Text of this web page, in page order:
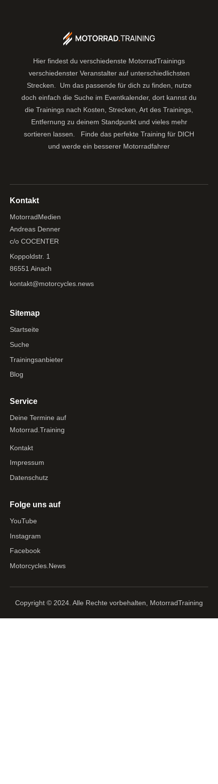
Hier findest du verschiedenste MotorradTrainings
verschiedenster Veranstalter auf unterschiedlichsten
Strecken. Um das passende für dich zu finden, nutze
doch einfach die Suche im Eventkalender, dort kannst du
die Trainings nach Kosten, Strecken, Art des Trainings,
Entfernung zu deinem Standpunkt und vieles mehr
sortieren lassen. Finde das perfekte Training für DICH
und werde ein besserer Motorradfahrer
Kontakt
MotorradMedien
Andreas Denner
c/o COCENTER
Koppoldstr. 1
86551 Ainach
kontakt@motorcycles.news
Sitemap
Startseite
Suche
Trainingsanbieter
Blog
Service
Deine Termine auf
Motorrad.Training
Kontakt
Impressum
Datenschutz
Folge uns auf
YouTube
Instagram
Facebook
Motorcycles.News
Copyright © 2024. Alle Rechte vorbehalten, MotorradTraining